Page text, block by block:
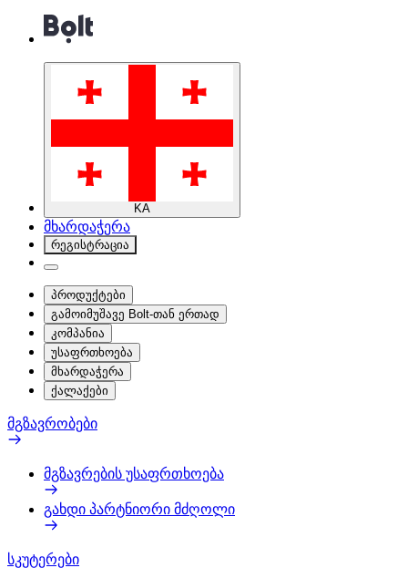
KA
მხარდაჭერა
რეგისტრაცია
პროდუქტები
გამოიმუშავე Bolt-თან ერთად
კომპანია
უსაფრთხოება
მხარდაჭერა
ქალაქები
მგზავრობები
მგზავრების უსაფრთხოება
გახდი პარტნიორი მძღოლი
სკუტერები